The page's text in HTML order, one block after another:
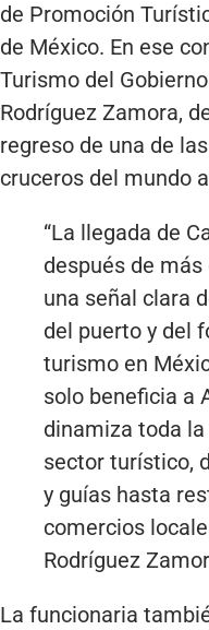
de Promoción
de México. En ese
Turismo del
Rodríguez Zamora,
regreso de una de
cruceros del mundo
“La llegada de
después de más
una señal clara
del puerto y del
turismo en
solo beneficia a
dinamiza toda
sector turístico,
y guías hasta
comercios
Rodríguez
La funcionaria